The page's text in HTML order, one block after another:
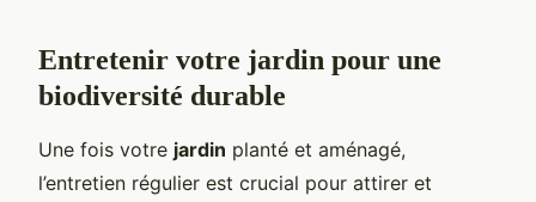
Entretenir votre jardin pour une
biodiversité durable
Une fois votre jardin planté et aménagé,
l’entretien régulier est crucial pour attirer et